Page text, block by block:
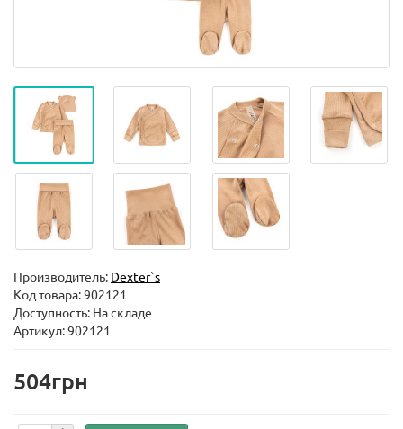
Производитель: Dexter`s
Код товара:902121
Доступность: На складе
Артикул: 902121
504грн